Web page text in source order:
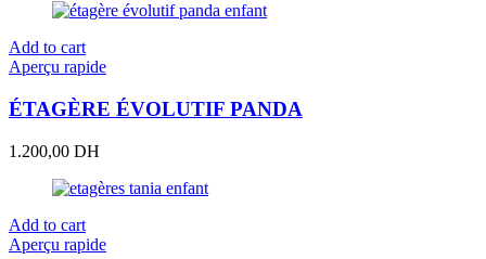
Add to cart
Aperçu rapide
ÉTAGÈRE ÉVOLUTIF PANDA
1.200,00 DH
Add to cart
Aperçu rapide